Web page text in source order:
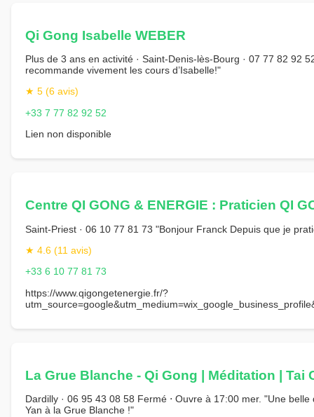
Qi Gong Isabelle WEBER
Plus de 3 ans en activité · Saint-Denis-lès-Bourg · 07 77 82 92
recommande vivement les cours d’Isabelle!"
★ 5 (6 avis)
+33 7 77 82 92 52
Lien non disponible
Centre QI GONG & ENERGIE : Praticien QI
Saint-Priest · 06 10 77 81 73 "Bonjour Franck Depuis que je
★ 4.6 (11 avis)
+33 6 10 77 81 73
https://www.qigongetenergie.fr/?
La Grue Blanche - Qi Gong | Méditation | Tai
Dardilly · 06 95 43 08 58 Fermé ⋅ Ouvre à 17:00 mer. "Une
Yan à la Grue Blanche !"